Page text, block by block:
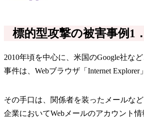
標的型攻撃の被害事例1
2010年頃を中心に、米国のGoogle社な
事件は、Webブラウザ「Internet
その手口は、関係者を装ったメールな
企業においてWebメールのアカウント